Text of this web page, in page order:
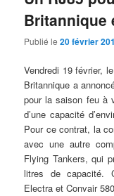
Britannique
Publié le20 février
Vendredi 19 février,
Britannique a
pour la saison feu à
d’une capacité
Pour ce contrat, la
avec une autre
Flying Tankers, qui
litres de capacité.
Electra et Convair